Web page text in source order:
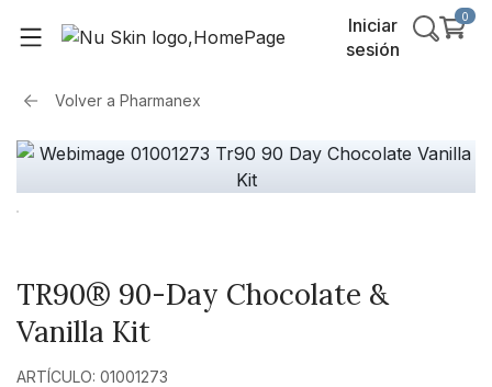
Iniciar
sesión
0
Volver a Pharmanex
TR90® 90-Day Chocolate &
Vanilla Kit
ARTÍCULO: 01001273